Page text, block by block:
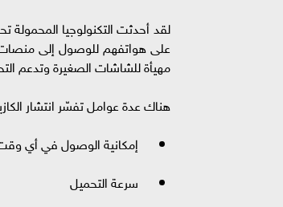
لقد أحدثت التكنولوجيا
على هواتفهم للوصول إلى
مهيأة للشاشات الصغيرة وتدعم
هناك عدة عوامل تفسّر انتشار
إمكانية الوصول في أي
سرعة التحميل